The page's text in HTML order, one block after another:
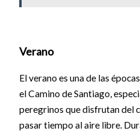
Verano
El verano es una de las
el Camino de Santiago,
peregrinos que disfrutan del
pasar tiempo al aire libre.